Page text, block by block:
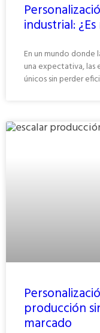
industrial:
En un mundo donde
una expectativa, las
únicos sin perder
producción
marcado